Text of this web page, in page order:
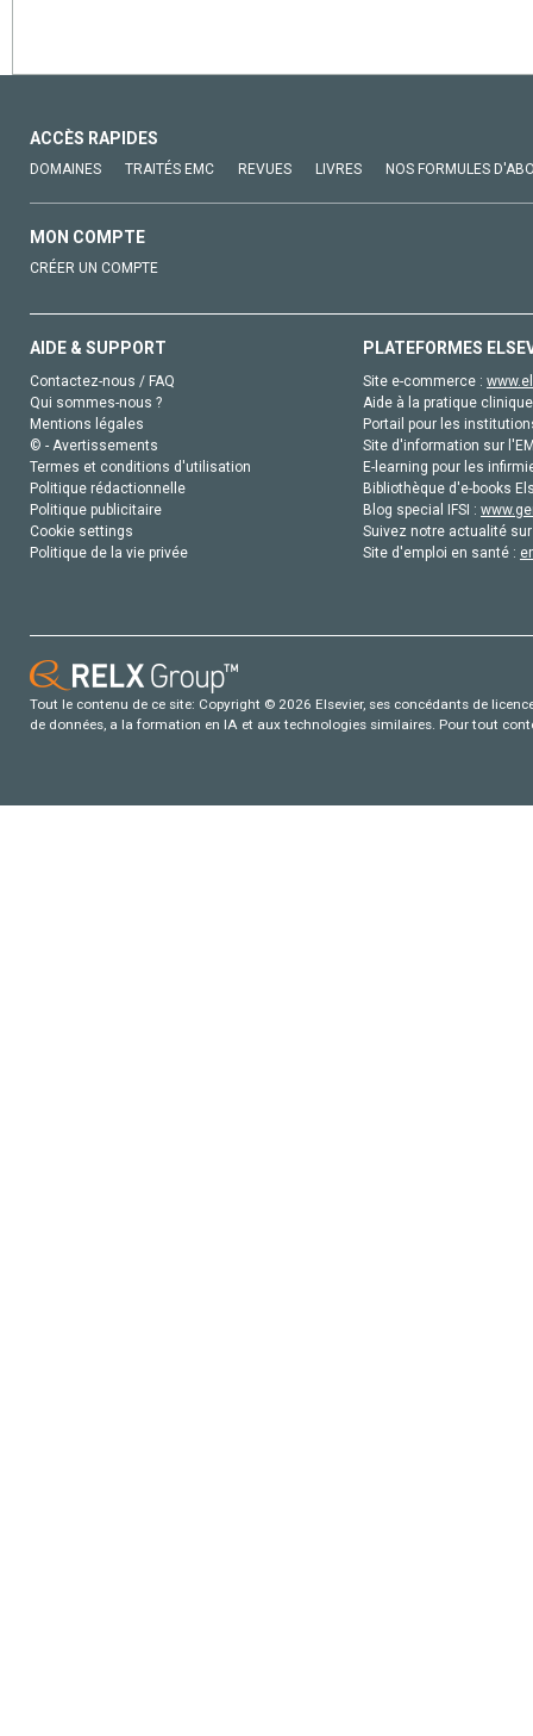
ACCÈS RAPIDES
DOMAINES TRAITÉS EMC REVUES LIVRES NOS FORMULES
MON COMPTE
CRÉER UN COMPTE
AIDE & SUPPORT
Contactez-nous / FAQ
Qui sommes-nous ?
Mentions légales
© - Avertissements
Termes et conditions d'utilisation
Politique rédactionnelle
Politique publicitaire
Cookie settings
Politique de la vie privée
PLATEFORMES
Site e-commerce :
Aide à la pratique
Portail pour les
Site d'information sur
E-learning pour les
Bibliothèque d'e-books
Blog special IFSI :
Suivez notre actualité
Site d'emploi en santé :
Tout le contenu de ce site: Copyright © 2026 Elsevier, ses concédants de
de données, a la formation en IA et aux technologies similaires. Pour tout